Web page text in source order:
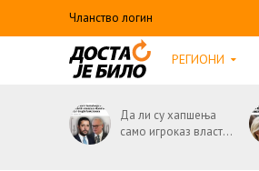
Чланство логин
РЕГИОНИ
Да ли су хапшења
само игроказ власт...